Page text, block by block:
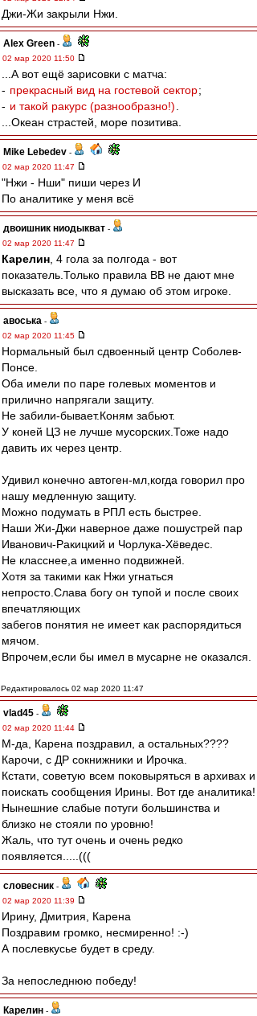
Джи-Жи закрыли Нжи.
Alex Green -
02 мар 2020 11:50
...А вот ещё зарисовки с матча:
- прекрасный вид на гостевой сектор;
- и такой ракурс (разнообразно!)
...Океан страстей, море позитива.
Mike Lebedev -
02 мар 2020 11:47
"Нжи - Нши" пиши через И
По аналитике у меня всё
двоишник ниодыкват -
02 мар 2020 11:47
Карелин , 4 гола за полгода - вот
показатель.Только правила ВВ не дают мне
высказать все, что я думаю об этом игроке.
авоська -
02 мар 2020 11:45
Нормальный был сдвоенный центр Соболев-
Понсе.
Оба имели по паре голевых моментов и
прилично напрягали защиту.
Не забили-бывает.Коням забьют.
У коней ЦЗ не лучше мусорских.Тоже надо
давить их через центр.
Удивил конечно автоген-мл,когда говорил про
нашу медленную защиту.
Можно подумать в РПЛ есть быстрее.
Наши Жи-Джи наверное даже пошустрей пар
Иванович-Ракицкий и Чорлука-Хёведес.
Не класснее,а именно подвижней.
Хотя за такими как Нжи угнаться
непросто.Слава богу он тупой и после своих
впечатляющих
забегов понятия не имеет как распорядиться
мячом.
Впрочем,если бы имел в мусарне не оказался.
Редактировалось 02 мар 2020 11:47
vlad45 -
02 мар 2020 11:44
М-да, Карена поздравил, а остальных????
Карочи, с ДР сокнижники и Ирочка.
Кстати, советую всем поковыряться в архивах и
поискать сообщения Ирины. Вот где аналитика!
Нынешние слабые потуги большинства и
близко не стояли по уровню!
Жаль, что тут очень и очень редко
появляется.....(((
словесник -
02 мар 2020 11:39
Ирину, Дмитрия, Карена
Поздравим громко, несмиренно! :-)
А послевкусье будет в среду.
За непоследнюю победу!
Карелин -